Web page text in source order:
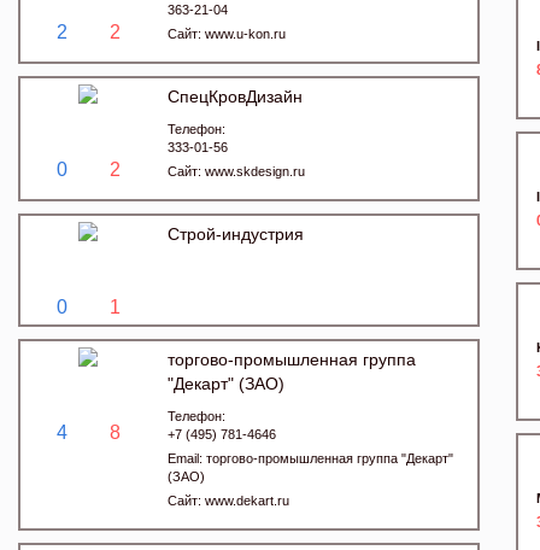
2 2
363-21-04
Сайт: www.u-kon.ru
0 2
СпецКровДизайн
Телефон:
333-01-56
Сайт: www.skdesign.ru
0 1
Строй-индустрия
4 8
торгово-промышленная группа
"Декарт" (ЗАО)
Телефон:
+7 (495) 781-4646
Email: торгово-промышленная группа "Декарт"
(ЗАО)
Сайт: www.dekart.ru